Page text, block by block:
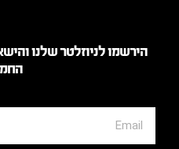
הירשמו לניוזלטר שלנו